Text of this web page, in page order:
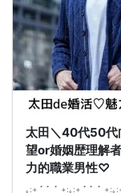
【キャンセル】
参加が困難な場合は、お
します。
お客様のご都合によるキ
が発生しますのでご了承
【キャンセル料】
1.予約日〜開催日8日前の
男性/女性：一律2000円
2.開催日7日前〜パーテ
男女の人数調整をしてお
お願い致します。
【開催にあたって】
会場内でのマスクの着用
には任意となります。
太田＼40代50
望or婚姻歴理解
力的職業男性♡
｡:+ ﾟ ゜ﾟ +:｡:+ ﾟ ゜ﾟ +:｡